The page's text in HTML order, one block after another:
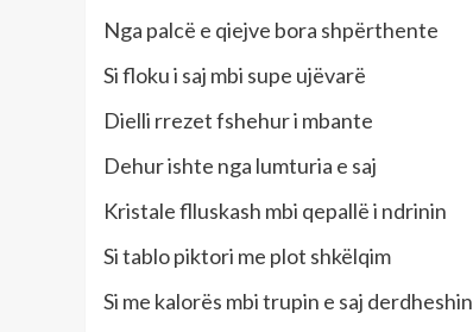
Nga palcë e qiejve bora shpërthente
Si floku i saj mbi supe ujëvarë
Dielli rrezet fshehur i mbante
Dehur ishte nga lumturia e saj
Kristale flluskash mbi qepallë i ndrinin
Si tablo piktori me plot shkëlqim
Si me kalorës mbi trupin e saj derdheshin